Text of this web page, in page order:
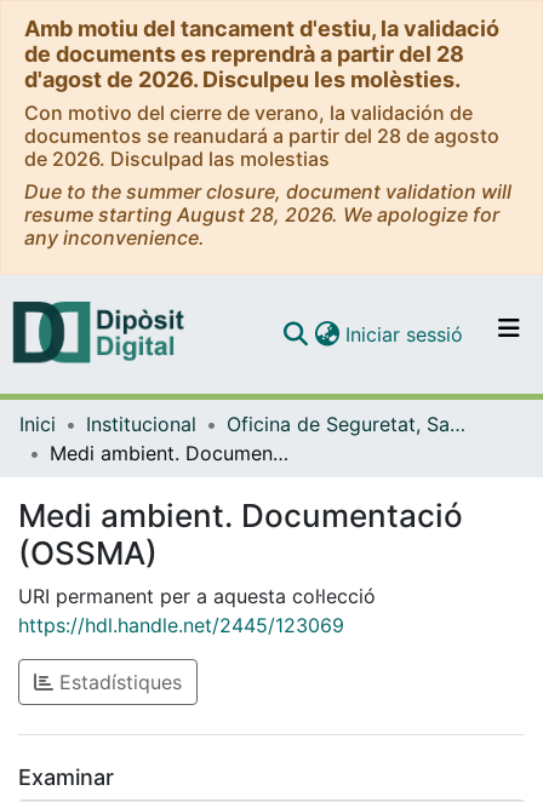
Amb motiu del tancament d'estiu, la validació
de documents es reprendrà a partir del 28
d'agost de 2026. Disculpeu les molèsties.
Con motivo del cierre de verano, la validación de
documentos se reanudará a partir del 28 de agosto
de 2026. Disculpad las molestias
Due to the summer closure, document validation will
resume starting August 28, 2026. We apologize for
any inconvenience.
Navega per tot el DD
Contacte
Iniciar sessió (current)
Inici Institucional
Oficina de Seguretat, Salut i Medi Ambient (OSSMA)
Medi ambient. Documentació (OSSMA)
Medi ambient. Documentació
(OSSMA)
URI permanent per a aquesta col·lecció
https://hdl.handle.net/2445/123069
Estadístiques
Examinar